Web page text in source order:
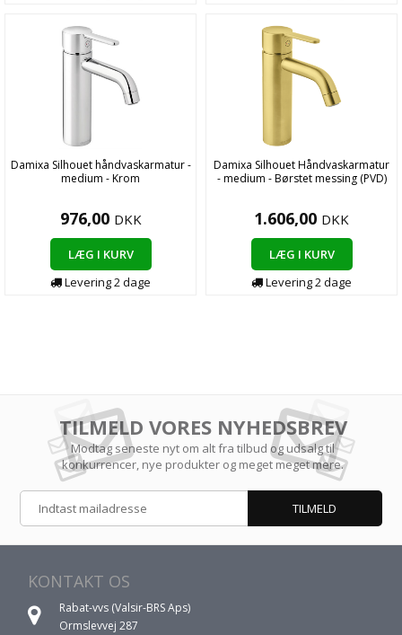
Damixa Silhouet håndvaskarmatur -
medium - Krom
976,00 DKK
LÆG I KURV
Levering 2 dage
Damixa Silhouet Håndvaskarmatur
- medium - Børstet messing (PVD)
1.606,00 DKK
LÆG I KURV
Levering 2 dage
TILMELD VORES NYHEDSBREV
Modtag seneste nyt om alt fra tilbud og udsalg til
konkurrencer, nye produkter og meget meget mere.
KONTAKT OS
Rabat-vvs (Valsir-BRS Aps)
Ormslevvej 287